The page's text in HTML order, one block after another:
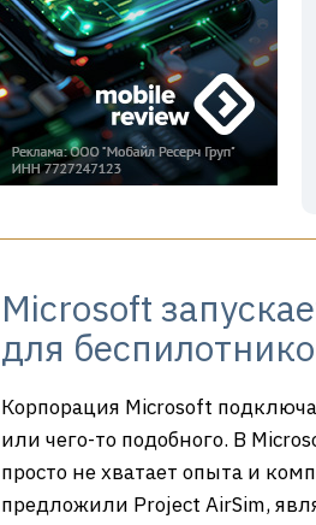
Microsoft
для
Корпорация Microsoft
или чего-то подобного. В
просто не хватает опыта и
предложили Project AirSim,